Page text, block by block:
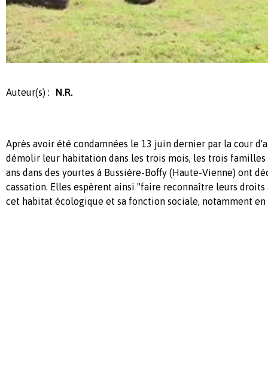
Auteur(s) : N.R.
Après avoir été condamnées le 13 juin dernier par la cour
démolir leur habitation dans les trois mois, les trois
ans dans des yourtes à Bussière-Boffy (Haute-Vienne) ont
cassation. Elles espèrent ainsi "faire reconnaître leurs
cet habitat écologique et sa fonction sociale, notamment